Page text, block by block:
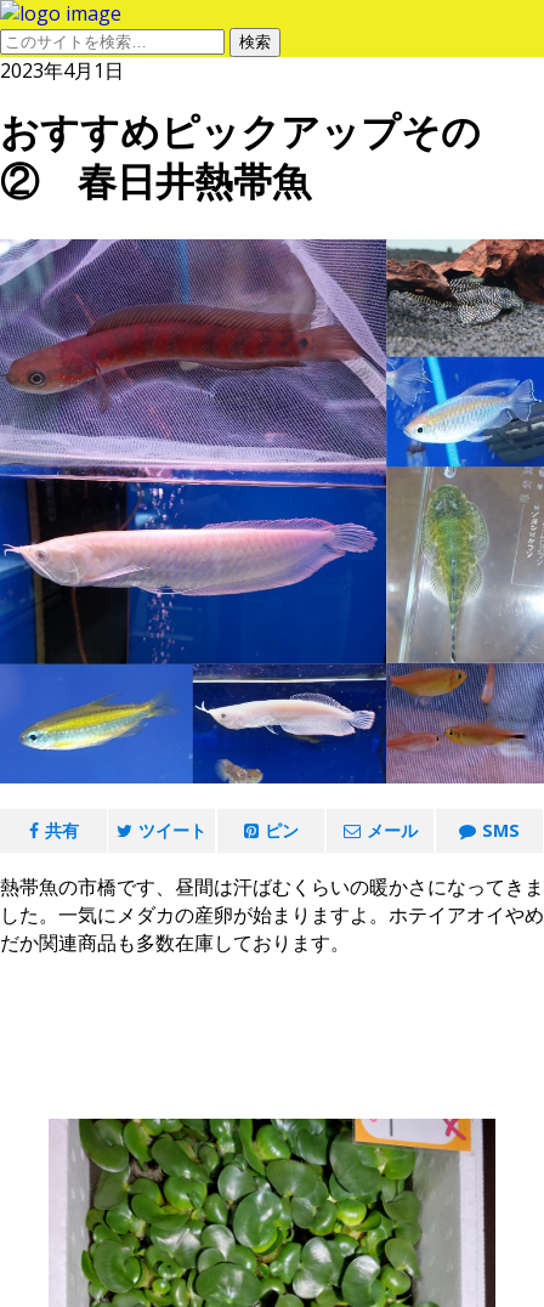
2023年4月1日
おすすめピックアップその
② 春日井熱帯魚
共有 ツイート ピン メール SMS
熱帯魚の市橋です、昼間は汗ばむくらいの暖かさになってきま
した。一気にメダカの産卵が始まりますよ。ホテイアオイやめ
だか関連商品も多数在庫しております。